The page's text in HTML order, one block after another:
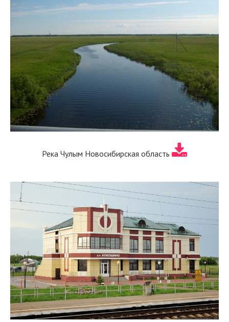
Река Чулым Новосибирская область